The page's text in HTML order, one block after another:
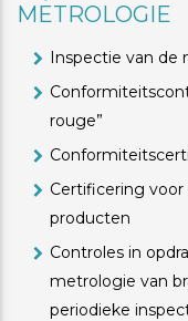
METROLOGIE
Inspectie van de
rouge”
Certificering
producten
Controles in
metrologie van
periodieke